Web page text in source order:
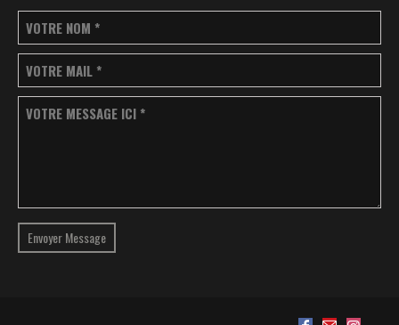
VOTRE NOM *
VOTRE MAIL *
VOTRE MESSAGE ICI *
Envoyer Message